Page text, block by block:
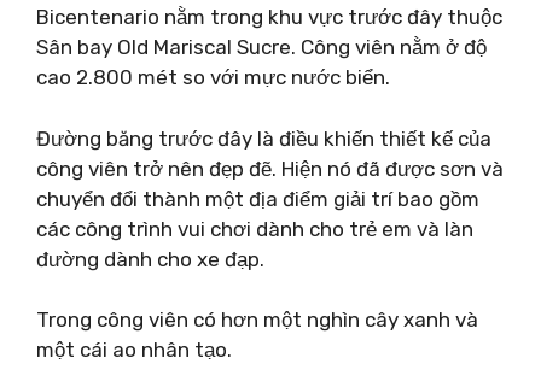
Bicentenario nằm trong khu vực trước đây thuộc
Sân bay Old Mariscal Sucre. Công viên nằm ở độ
cao 2.800 mét so với mực nước biển.
Đường băng trước đây là điều khiến thiết kế của
công viên trở nên đẹp đẽ. Hiện nó đã được sơn và
chuyển đổi thành một địa điểm giải trí bao gồm
các công trình vui chơi dành cho trẻ em và làn
đường dành cho xe đạp.
Trong công viên có hơn một nghìn cây xanh và
một cái ao nhân tạo.